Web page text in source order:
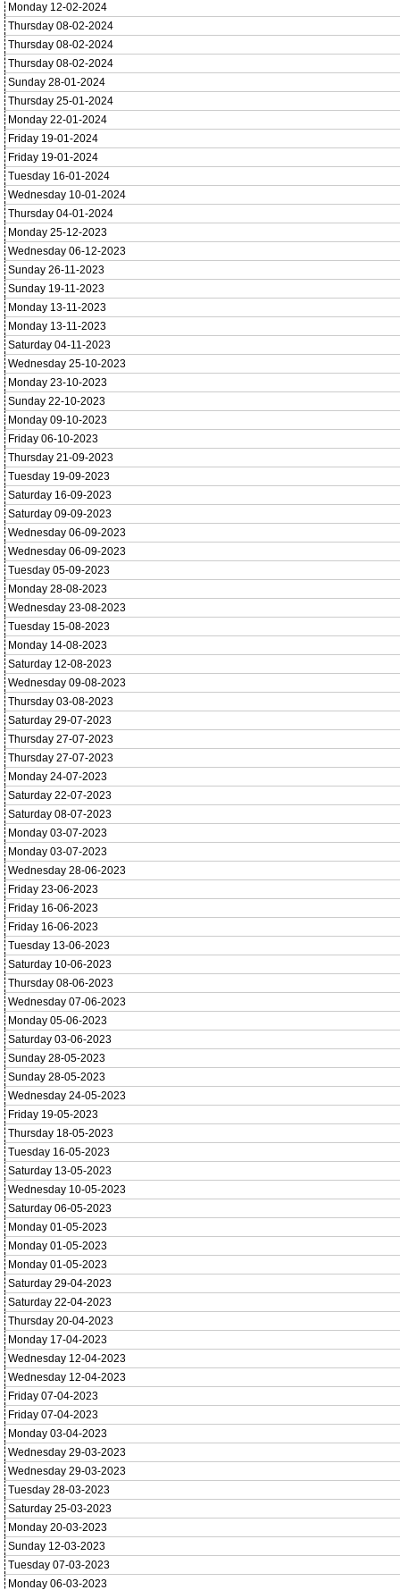
Monday 12-02-2024
Thursday 08-02-2024
Thursday 08-02-2024
Thursday 08-02-2024
Sunday 28-01-2024
Thursday 25-01-2024
Monday 22-01-2024
Friday 19-01-2024
Friday 19-01-2024
Tuesday 16-01-2024
Wednesday 10-01-2024
Thursday 04-01-2024
Monday 25-12-2023
Wednesday 06-12-2023
Sunday 26-11-2023
Sunday 19-11-2023
Monday 13-11-2023
Monday 13-11-2023
Saturday 04-11-2023
Wednesday 25-10-2023
Monday 23-10-2023
Sunday 22-10-2023
Monday 09-10-2023
Friday 06-10-2023
Thursday 21-09-2023
Tuesday 19-09-2023
Saturday 16-09-2023
Saturday 09-09-2023
Wednesday 06-09-2023
Wednesday 06-09-2023
Tuesday 05-09-2023
Monday 28-08-2023
Wednesday 23-08-2023
Tuesday 15-08-2023
Monday 14-08-2023
Saturday 12-08-2023
Wednesday 09-08-2023
Thursday 03-08-2023
Saturday 29-07-2023
Thursday 27-07-2023
Thursday 27-07-2023
Monday 24-07-2023
Saturday 22-07-2023
Saturday 08-07-2023
Monday 03-07-2023
Monday 03-07-2023
Wednesday 28-06-2023
Friday 23-06-2023
Friday 16-06-2023
Friday 16-06-2023
Tuesday 13-06-2023
Saturday 10-06-2023
Thursday 08-06-2023
Wednesday 07-06-2023
Monday 05-06-2023
Saturday 03-06-2023
Sunday 28-05-2023
Sunday 28-05-2023
Wednesday 24-05-2023
Friday 19-05-2023
Thursday 18-05-2023
Tuesday 16-05-2023
Saturday 13-05-2023
Wednesday 10-05-2023
Saturday 06-05-2023
Monday 01-05-2023
Monday 01-05-2023
Monday 01-05-2023
Saturday 29-04-2023
Saturday 22-04-2023
Thursday 20-04-2023
Monday 17-04-2023
Wednesday 12-04-2023
Wednesday 12-04-2023
Friday 07-04-2023
Friday 07-04-2023
Monday 03-04-2023
Wednesday 29-03-2023
Wednesday 29-03-2023
Tuesday 28-03-2023
Saturday 25-03-2023
Monday 20-03-2023
Sunday 12-03-2023
Tuesday 07-03-2023
Monday 06-03-2023